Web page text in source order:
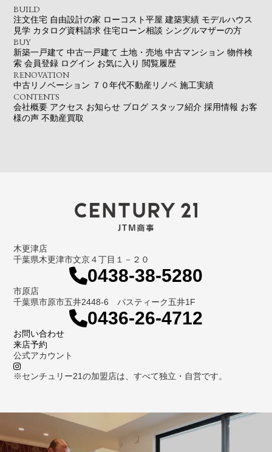
BUILD
注文住宅 自由設計の家 ローコスト平屋 建築実績 モデルハウス
見学 カタログ資料請求 住宅ローン相談 シングルマザーの方
BUY
新築一戸建て 中古一戸建て 土地・売地 中古マンション 物件検
索 会員登録 ログイン お気に入り 閲覧履歴
RENOVATION
中古リノベーション ７０年代不動産リノベ 施工実績
CONTENTS
会社概要 アクセス お知らせ ブログ スタッフ紹介 採用情報 お客
様の声 不動産買取
木更津店
千葉県木更津市文京４丁目１－２０
0438-38-5280
市原店
千葉県市原市五井2448-6 パスティーク五井1F
0436-26-4712
お問い合わせ
来店予約
公式アカウント
※センチュリー21の加盟店は、すべて独立・自営です。